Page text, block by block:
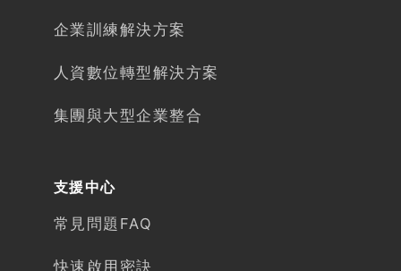
企業訓練解決方案
人資數位轉型解決方案​
集團與大型企業整合
支援中心
常見問題FAQ
快速啟用密訣